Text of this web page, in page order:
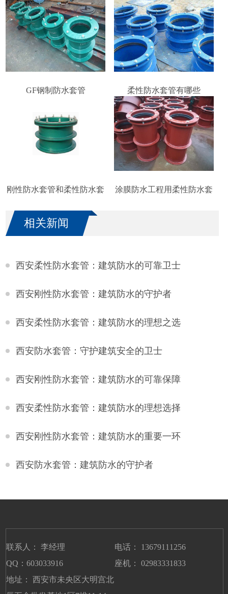
GF钢制防水套管 柔性防水套管有哪些
刚性防水套管和柔性防水套
涂膜防水工程用柔性防水套
相关新闻
西安柔性防水套管：建筑防水的可靠卫士
西安刚性防水套管：建筑防水的守护者
西安柔性防水套管：建筑防水的理想之选
西安防水套管：守护建筑安全的卫士
西安刚性防水套管：建筑防水的可靠保障
西安柔性防水套管：建筑防水的理想选择
西安刚性防水套管：建筑防水的重要一环
西安防水套管：建筑防水的守护者
联系人： 李经理
电话： 13679111256
QQ：603033916
座机： 02983331833
地址： 西安市未央区大明宫北